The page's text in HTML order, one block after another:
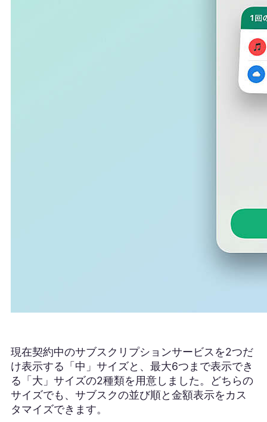
現在契約中のサブスクリプションサービスを2つだ
け表示する「中」サイズと、最大6つまで表示でき
る「大」サイズの2種類を用意しました。どちらの
サイズでも、サブスクの並び順と金額表示をカス
タマイズできます。